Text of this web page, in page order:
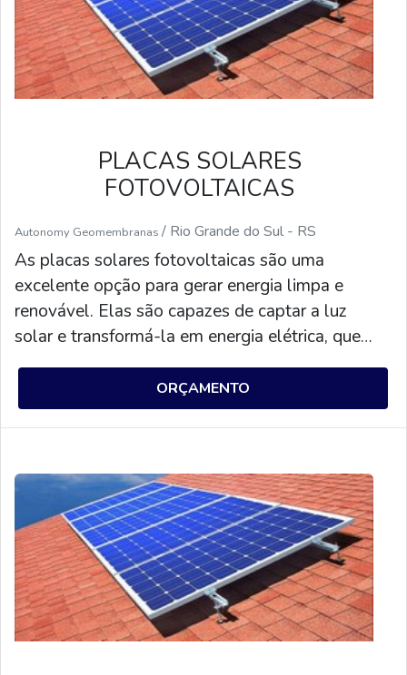
PLACAS SOLARES
FOTOVOLTAICAS
Autonomy Geomembranas / Rio Grande do Sul - RS
As placas solares fotovoltaicas são uma
excelente opção para gerar energia limpa e
renovável. Elas são capazes de captar a luz
solar e transformá-la em energia elétrica, que
pode ser usada para alimentar residências,
empresas e outros locais. Além disso, as placas
solares fotovoltaicas são eficientes, duráveis e
energia, pois a energia solar é gratuita.
ORÇAMENTO